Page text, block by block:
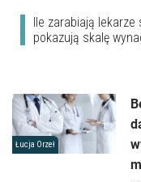
Ile zarabiają lekarze
pokazują skalę
Łucja Orzeł